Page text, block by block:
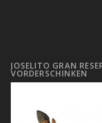
JOSELITO GRAN
VORDERSCHINKEN